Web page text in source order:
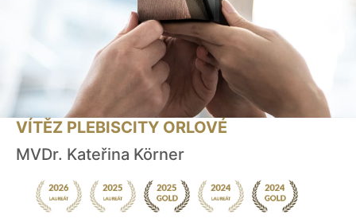
VÍTĚZ PLEBISCITY ORLOVÉ
MVDr. Kateřina Körner